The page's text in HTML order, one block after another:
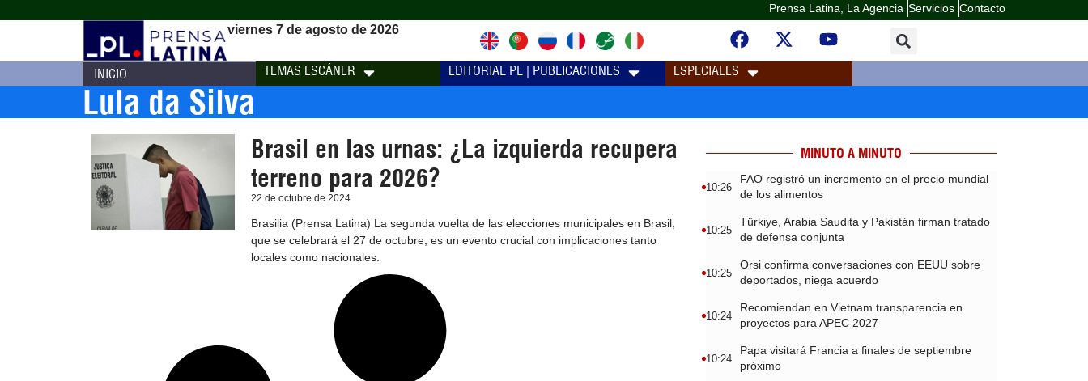
Prensa Latina, La Agencia Servicios Contacto
viernes 7 de agosto de 2026
INICIO TEMAS ESCÁNER EDITORIAL PL | PUBLICACIONES ESPECIALES
Lula da Silva
Brasil en las urnas: ¿La izquierda recupera
terreno para 2026?
22 de octubre de 2024
Brasilia (Prensa Latina) La segunda vuelta de las elecciones municipales en Brasil,
que se celebrará el 27 de octubre, es un evento crucial con implicaciones tanto
locales como nacionales.
MINUTO A MINUTO
10:26
FAO registró un incremento en el precio mundial
de los alimentos
10:25
Türkiye, Arabia Saudita y Pakistán firman tratado
de defensa conjunta
10:25
Orsi confirma conversaciones con EEUU sobre
deportados, niega acuerdo
10:24
Recomiendan en Vietnam transparencia en
proyectos para APEC 2027
10:24
Papa visitará Francia a finales de septiembre
próximo